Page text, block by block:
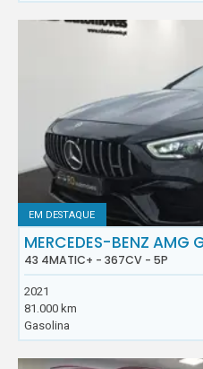
EM DESTAQUE
MERCEDES-BENZ AMG
43 4MATIC+ - 367CV - 5P
2021
81.000 km
Gasolina